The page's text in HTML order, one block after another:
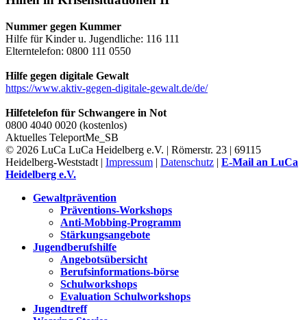
Nummer gegen Kummer
Hilfe für Kinder u. Jugendliche: 116 111
Elterntelefon: 0800 111 0550
Hilfe gegen digitale Gewalt
https://www.aktiv-gegen-digitale-gewalt.de/de/
Hilfetelefon für Schwangere in Not
0800 4040 0020 (kostenlos)
Aktuelles TeleportMe_SB
© 2026 LuCa LuCa Heidelberg e.V. | Römerstr. 23 | 69115
Heidelberg-Weststadt | Impressum | Datenschutz | E-Mail an LuCa
Heidelberg e.V.
Gewaltprävention
Präventions-Workshops
Anti-Mobbing-Programm
Stärkungsangebote
Jugendberufshilfe
Angebotsübersicht
Berufsinformations-börse
Schulworkshops
Evaluation Schulworkshops
Jugendtreff